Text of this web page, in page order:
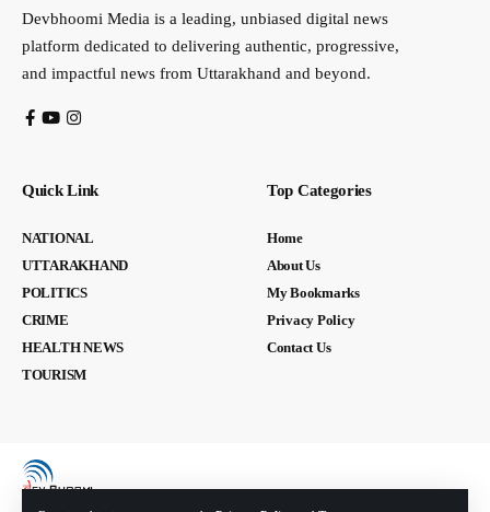
Devbhoomi Media is a leading, unbiased digital news
platform dedicated to delivering authentic, progressive,
and impactful news from Uttarakhand and beyond.
Quick Link
NATIONAL
UTTARAKHAND
POLITICS
CRIME
HEALTH NEWS
TOURISM
Top Categories
Home
About Us
My Bookmarks
Privacy Policy
Contact Us